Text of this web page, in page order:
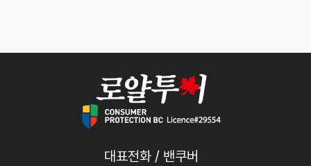
대표전화 / 밴쿠버